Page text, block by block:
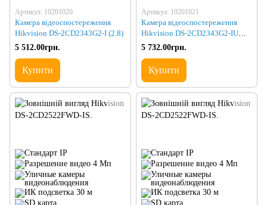
Артикул: 10201020
Камера відеоспостереження
Hikvision DS-2CD2343G2-I (2.8)
5 512.00грн.
Купити
Артикул: 10201021
Камера відеоспостереження
Hikvision DS-2CD2343G2-IU
(2.8)
5 732.00грн.
Купити